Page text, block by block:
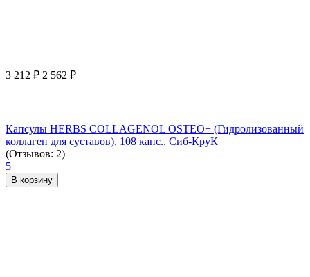
3 212 ₽ 2 562 ₽
Капсулы HERBS COLLAGENOL OSTEO+ (Гидролизованный
коллаген для суставов), 108 капс., Сиб-КруК
(Отзывов: 2)
5
В корзину